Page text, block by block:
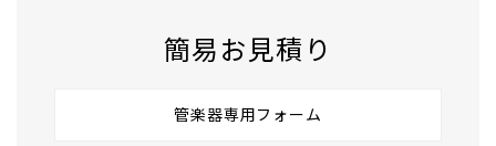
簡易お見積り
管楽器専用フォーム